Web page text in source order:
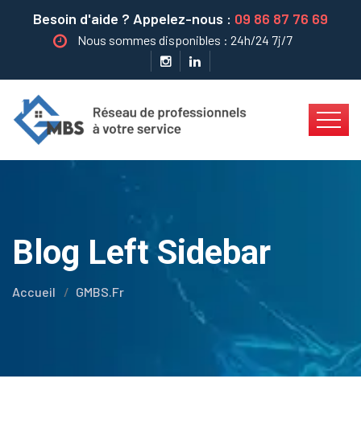
Besoin d'aide ? Appelez-nous : 09 86 87 76 69
Nous sommes disponibles : 24h/24 7j/7
Blog Left Sidebar
Accueil GMBS.fr